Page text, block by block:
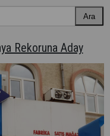
Ara
Rekoruna Aday